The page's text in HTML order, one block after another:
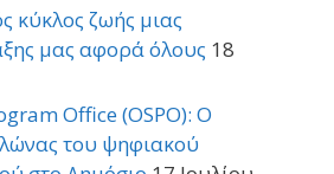
κύκλος ζωής μιας
μας αφορά όλους 18
Office (OSPO): Ο
του ψηφιακού